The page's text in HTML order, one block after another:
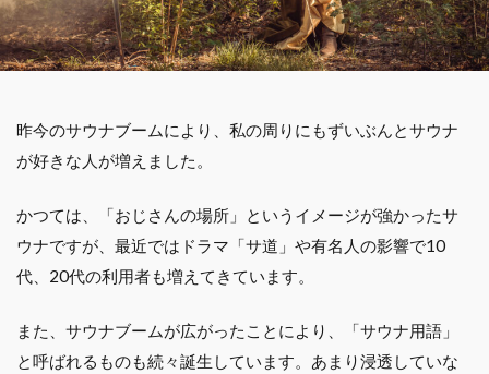
昨今のサウナブームにより、私の周りにもずいぶんとサウナ
が好きな人が増えました。
かつては、「おじさんの場所」というイメージが強かったサ
ウナですが、最近ではドラマ「サ道」や有名人の影響で10
代、20代の利用者も増えてきています。
また、サウナブームが広がったことにより、「サウナ用語」
と呼ばれるものも続々誕生しています。あまり浸透していな